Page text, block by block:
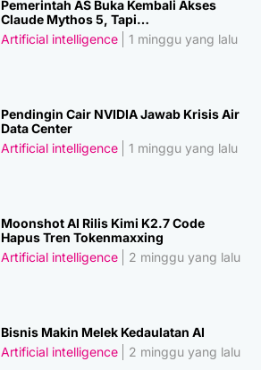
Pemerintah AS Buka Kembali Akses
Claude Mythos 5, Tapi…
Artificial intelligence
1 minggu yang lalu
Pendingin Cair NVIDIA Jawab Krisis Air
Data Center
Artificial intelligence
1 minggu yang lalu
Moonshot AI Rilis Kimi K2.7 Code
Hapus Tren Tokenmaxxing
Artificial intelligence
2 minggu yang lalu
Bisnis Makin Melek Kedaulatan AI
Artificial intelligence
2 minggu yang lalu